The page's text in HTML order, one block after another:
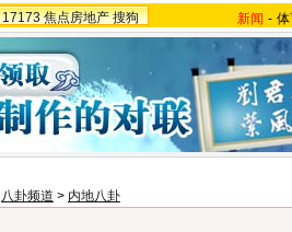
17173 焦点房地产 搜狗 新闻 -
八卦频道 > 内地八卦